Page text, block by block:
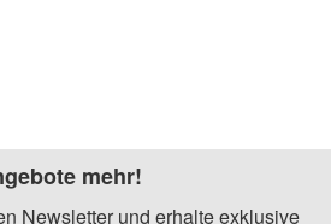
mehr!
Newsletter und erhalte exklusive